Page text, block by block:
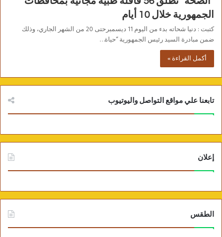
الجمهورية خلال 10 أيام
كتبت : دنيا شحاته بدء من اليوم 11 ديسمبرحتى 20 من الشهر الجاري، وذلك
ضمن مبادرة السيد رئيس الجمهورية “حياة…
أكمل القراءة »
تابعنا علي مواقع التواصل واليوتيوب
إعلان
الطقس